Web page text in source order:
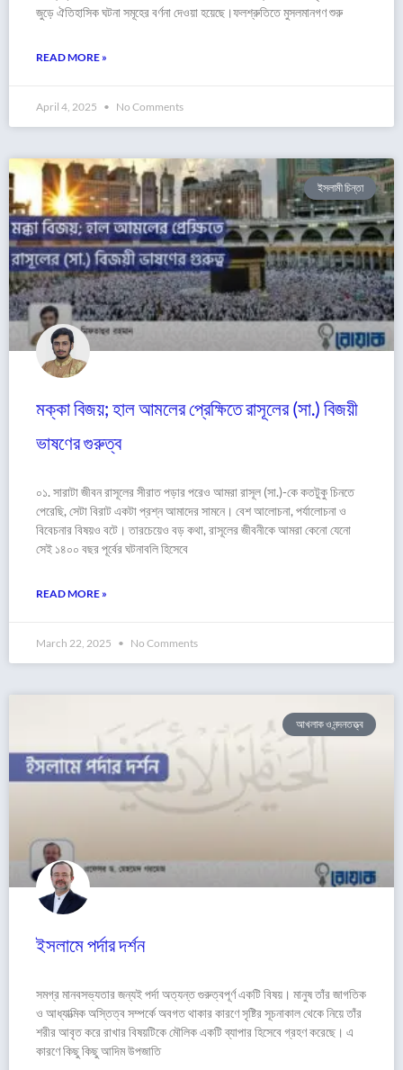
জুড়ে ঐতিহাসিক ঘটনা সমূহের বর্ণনা দেওয়া হয়েছে।ফলশ্রুতিতে মুসলমানগণ শুরু
READ MORE »
April 4, 2025 No Comments
ইসলামী চিন্তা
মক্কা বিজয়; হাল আমলের প্রেক্ষিতে রাসূলের (সা.) বিজয়ী
ভাষণের গুরুত্ব
০১. সারাটা জীবন রাসূলের সীরাত পড়ার পরেও আমরা রাসূল (সা.)-কে কতটুকু চিনতে
পেরেছি, সেটা বিরাট একটা প্রশ্ন আমাদের সামনে। বেশ আলোচনা, পর্যালোচনা ও
বিবেচনার বিষয়ও বটে। তারচেয়েও বড় কথা, রাসূলের জীবনীকে আমরা কেনো যেনো
সেই ১৪০০ বছর পূর্বের ঘটনাবলি হিসেবে
READ MORE »
March 22, 2025 No Comments
আখলাক ও নন্দনতত্ত্ব
ইসলামে পর্দার দর্শন
সমগ্র মানবসভ্যতার জন্যই পর্দা অত্যন্ত গুরুত্বপূর্ণ একটি বিষয়। মানুষ তাঁর জাগতিক
ও আধ্যাত্মিক অস্তিত্ব সম্পর্কে অবগত থাকার কারণে সৃষ্টির সূচনাকাল থেকে নিয়ে তাঁর
শরীর আবৃত করে রাখার বিষয়টিকে মৌলিক একটি ব্যাপার হিসেবে গ্রহণ করেছে। এ
কারণে কিছু কিছু আদিম উপজাতি